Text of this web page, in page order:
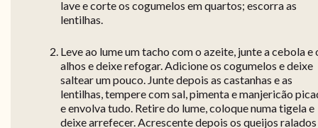
lave e corte os cogumelos em quartos; escorra as
lentilhas.
Leve ao lume um tacho com o azeite, junte a cebola e
alhos e deixe refogar. Adicione os cogumelos e deixe
saltear um pouco. Junte depois as castanhas e as
lentilhas, tempere com sal, pimenta e manjericão
e envolva tudo. Retire do lume, coloque numa tigela e
deixe arrefecer. Acrescente depois os queijos ralados